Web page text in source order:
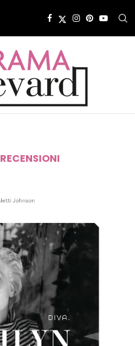
RECENSIONI